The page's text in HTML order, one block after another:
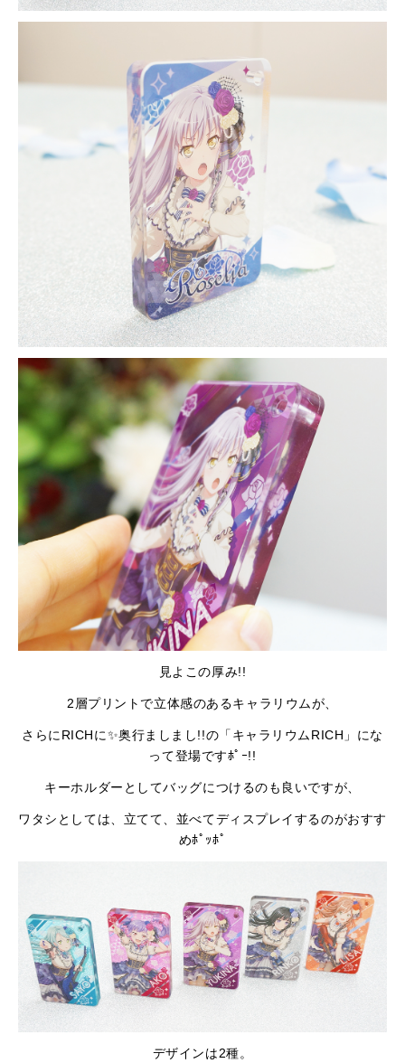
見よこの厚み!!
2層プリントで立体感のあるキャラリウムが、
さらにRICHに✨奥行ましまし!!の「キャラリウムRICH」にな
って登場ですﾎﾟｰ!!
キーホルダーとしてバッグにつけるのも良いですが、
ワタシとしては、立てて、並べてディスプレイするのがおすす
めﾎﾟｯﾎﾟ
デザインは2種。